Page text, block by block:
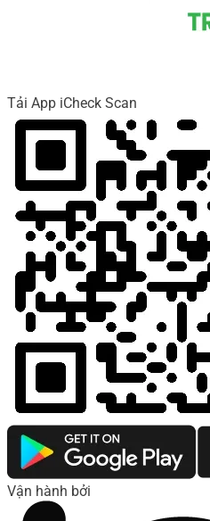
Tải App iCheck Scan
Vận hành bởi